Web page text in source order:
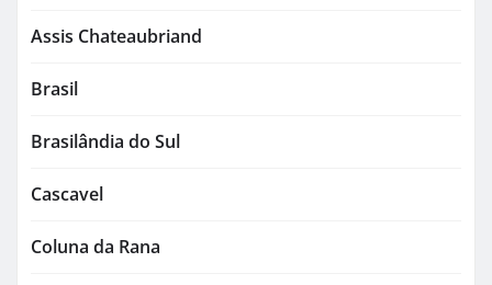
Assis Chateaubriand
Brasil
Brasilândia do Sul
Cascavel
Coluna da Rana